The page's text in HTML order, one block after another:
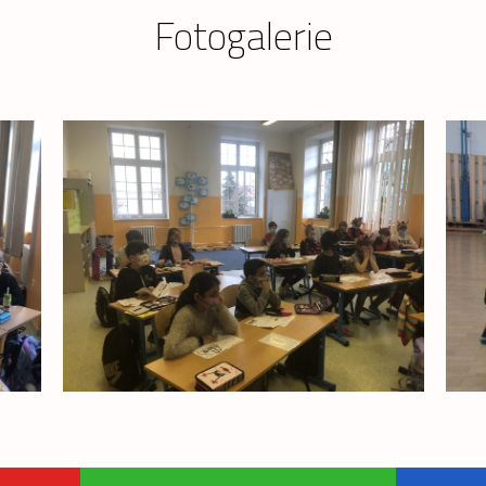
Fotogalerie